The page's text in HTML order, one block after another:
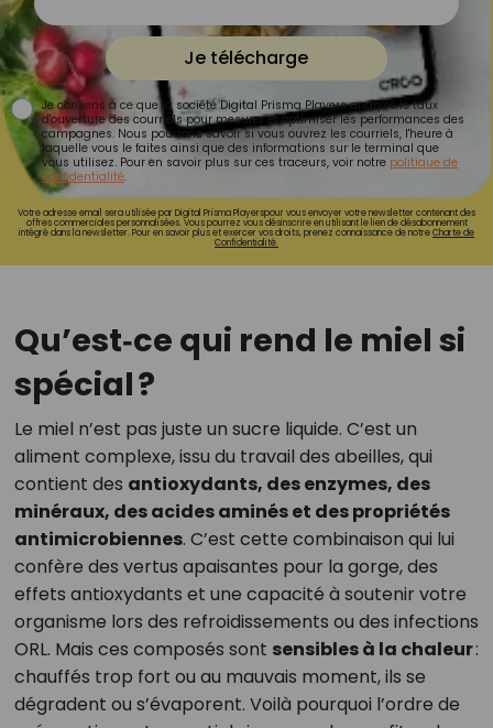
Je télécharge
Je consens à ce que la société Digital Prisma Players analyse le taux
d'ouverture des courriels pour mesurer et optimiser les performances des
campagnes. Nous pourrons savoir si vous ouvrez les courriels, l'heure à
laquelle vous le faites ainsi que des informations sur le terminal que
vous utilisez. Pour en savoir plus sur ces traceurs, voir notre politique de
confidentialité.
Votre adresse email sera utilisée par Digital Prisma Playerspour vous envoyer votre newsletter contenant des
offres commerciales personnalisées. Vous pourrez vous désinscrire en utilisant le lien de désabonnement
intégré dans la newsletter. Pour en savoir plus et exercer vos droits, prenez connaissance de notreCharte de
Confidentialité.
Qu’est‑ce qui rend le miel si
spécial ?
Le miel n’est pas juste un sucre liquide. C’est un
aliment complexe, issu du travail des abeilles, qui
contient des antioxydants, des enzymes, des
minéraux, des acides aminés et des propriétés
antimicrobiennes. C’est cette combinaison qui lui
confère des vertus apaisantes pour la gorge, des
effets antioxydants et une capacité à soutenir votre
organisme lors des refroidissements ou des infections
ORL. Mais ces composés sont sensibles à la chaleur:
chauffés trop fort ou au mauvais moment, ils se
dégradent ou s’évaporent. Voilà pourquoi l’ordre de